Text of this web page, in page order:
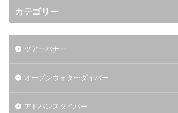
カテゴリー
ツアーバナー
オープンウォタ〜ダイバー
アドバンスダイバー